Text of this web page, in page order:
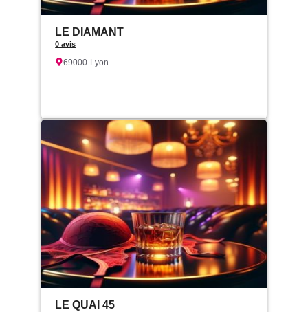
LE DIAMANT
0 avis
69000 Lyon
LE QUAI 45